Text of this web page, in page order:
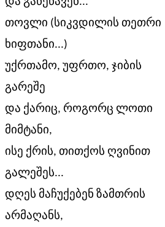
თოვლი (სიკვდილის თეთრი
ხიფთანი...)
უქრთამო, უფრთო, ჯიბის
გარეშე
და ქარიც, როგორც ლოთი
მიმტანი,
ისე ქრის, თითქოს ღვინით
გალეშეს...
დღეს მაჩუქებენ ზამთრის
არმაღანს,